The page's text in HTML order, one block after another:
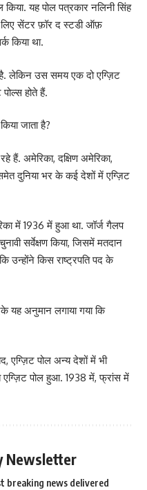
यह पोल पत्रकार नलिनी सिंह
सेंटर फ़ॉर द स्टडी ऑफ़
किया था.
लेकिन उस समय एक दो एग्ज़िट
होते हैं.
जाता है?
हैं. अमेरिका, दक्षिण अमेरिका,
समेत दुनिया भर के कई देशों में एग्ज़िट
में 1936 में हुआ था. जॉर्ज गैलप
सर्वेक्षण किया, जिसमें मतदान
उन्होंने किस राष्ट्रपति पद के
यह अनुमान लगाया गया कि
एग्ज़िट पोल अन्य देशों में भी
एग्ज़िट पोल हुआ. 1938 में, फ्रांस में
Newsletter
breaking news delivered